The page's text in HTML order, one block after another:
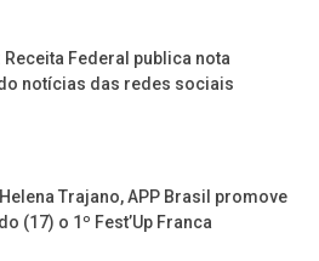
Receita Federal publica nota
notícias das redes sociais
Trajano, APP Brasil promove
(17) o 1º Fest’Up Franca